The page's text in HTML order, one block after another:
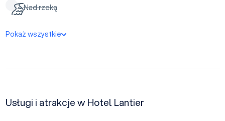
Nad rzeką
Pokaż wszystkie
Usługi i atrakcje w Hotel Lantier